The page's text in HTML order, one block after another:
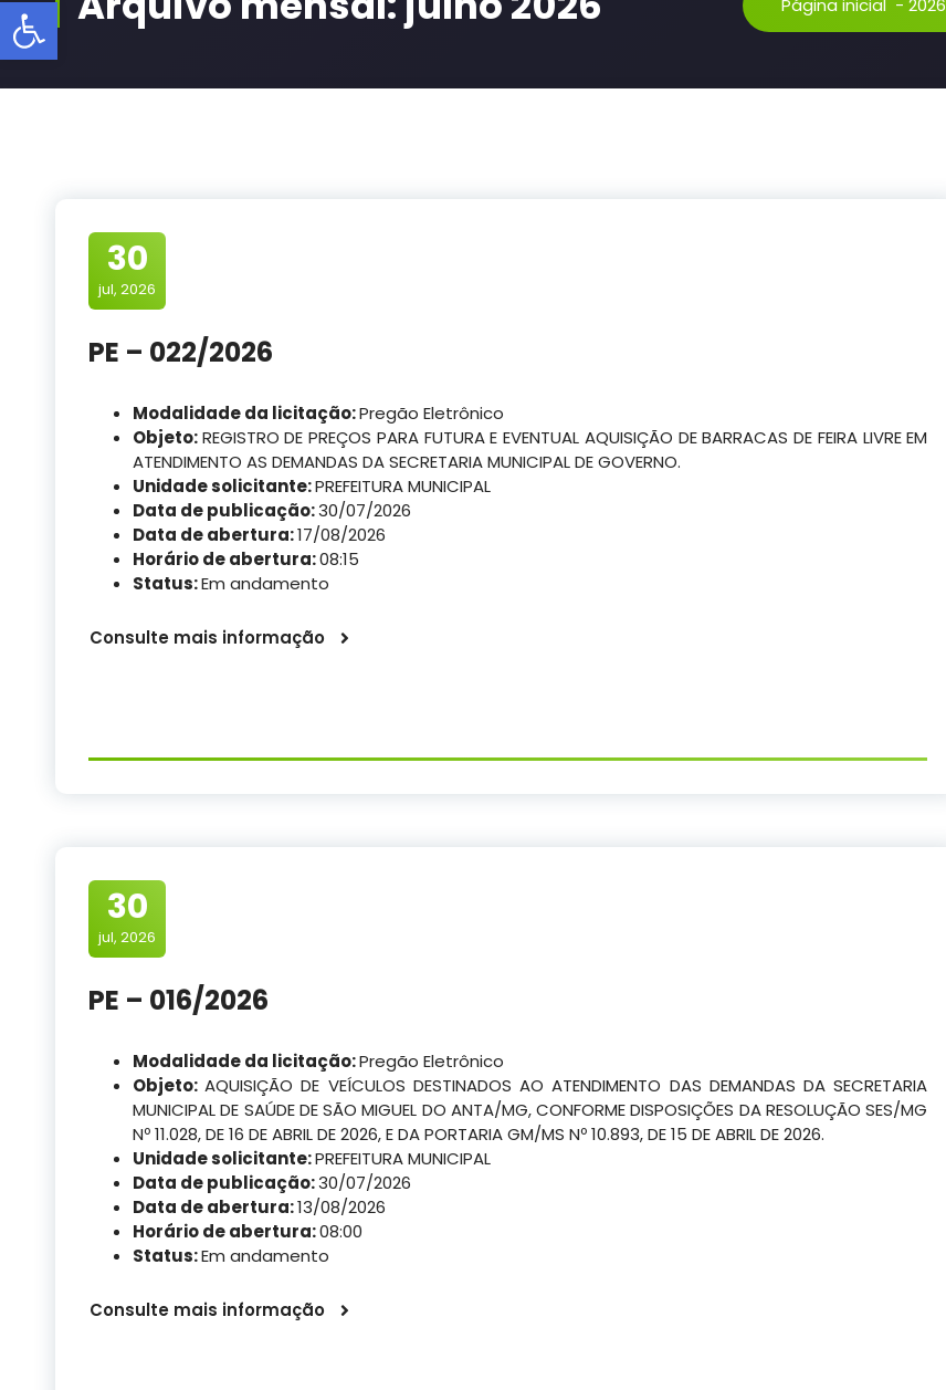
Barra de Ferramentas Aberta Página inicial - 2026
30
jul, 2026
PE – 022/2026
Modalidade da licitação:Pregão Eletrônico
Objeto:REGISTRO DE PREÇOS PARA FUTURA E EVENTUAL AQUISIÇÃO DE BARRACAS DE FEIRA LIVRE EM
ATENDIMENTO AS DEMANDAS DA SECRETARIA MUNICIPAL DE GOVERNO.
Unidade solicitante:PREFEITURA MUNICIPAL
Data de publicação:30/07/2026
Data de abertura:17/08/2026
Horário de abertura:08:15
Status:Em andamento
Consulte mais informação
30
jul, 2026
PE – 016/2026
Modalidade da licitação:Pregão Eletrônico
Objeto:AQUISIÇÃO DE VEÍCULOS DESTINADOS AO ATENDIMENTO DAS DEMANDAS DA SECRETARIA
MUNICIPAL DE SAÚDE DE SÃO MIGUEL DO ANTA/MG, CONFORME DISPOSIÇÕES DA RESOLUÇÃO SES/MG
Nº 11.028, DE 16 DE ABRIL DE 2026, E DA PORTARIA GM/MS Nº 10.893, DE 15 DE ABRIL DE 2026.
Unidade solicitante:PREFEITURA MUNICIPAL
Data de publicação:30/07/2026
Data de abertura:13/08/2026
Horário de abertura:08:00
Status:Em andamento
Consulte mais informação